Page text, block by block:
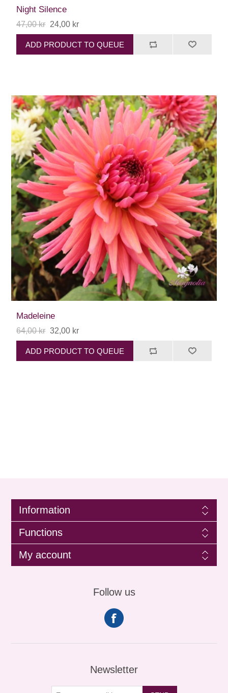
Night Silence
47,00 kr 24,00 kr
ADD PRODUCT TO QUEUE
Madeleine
64,00 kr 32,00 kr
ADD PRODUCT TO QUEUE
Information
Functions
My account
Follow us
Newsletter